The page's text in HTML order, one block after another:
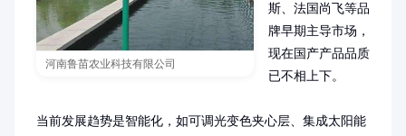
河南鲁苗农业科技有限公司
斯、法国尚飞等品
牌早期主导市场，
现在国产产品品质
已不相上下。
当前发展趋势是智能化，如可调光变色夹心层、集成太阳能